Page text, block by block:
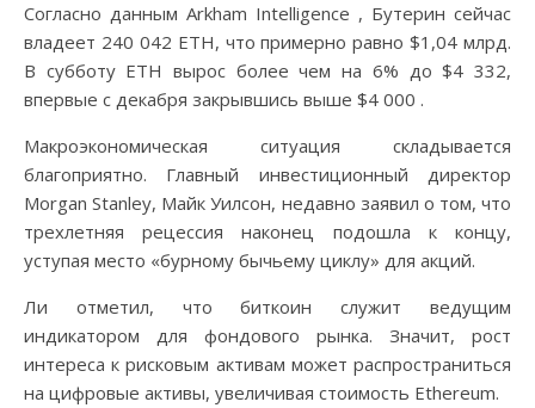
Согласно данным Arkham Intelligence , Бутерин сейчас
владеет 240 042 ETH, что примерно равно $1,04 млрд.
В субботу ETH вырос более чем на 6% до $4 332,
впервые с декабря закрывшись выше $4 000 .
Макроэкономическая ситуация складывается
благоприятно. Главный инвестиционный директор
Morgan Stanley, Майк Уилсон, недавно заявил о том, что
трехлетняя рецессия наконец подошла к концу,
уступая место «бурному бычьему циклу» для акций.
Ли отметил, что биткоин служит ведущим
индикатором для фондового рынка. Значит, рост
интереса к рисковым активам может распространиться
на цифровые активы, увеличивая стоимость Ethereum.